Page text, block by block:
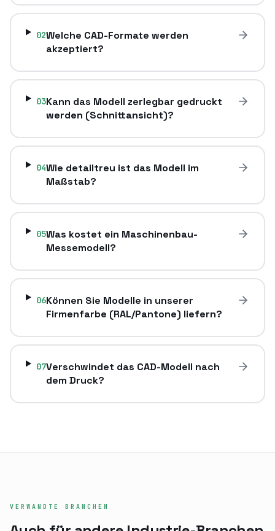
02Welche CAD-Formate werden
akzeptiert?
03Kann das Modell zerlegbar gedruckt
werden (Schnittansicht)?
04Wie detailtreu ist das Modell im
Maßstab?
05Was kostet ein Maschinenbau-
Messemodell?
06Können Sie Modelle in unserer
Firmenfarbe (RAL/Pantone) liefern?
07Verschwindet das CAD-Modell nach
dem Druck?
VERWANDTE BRANCHEN